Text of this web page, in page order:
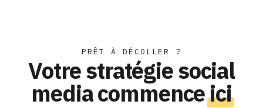
PRÊT À DÉCOLLER ?
Votre stratégie social
media commenceici